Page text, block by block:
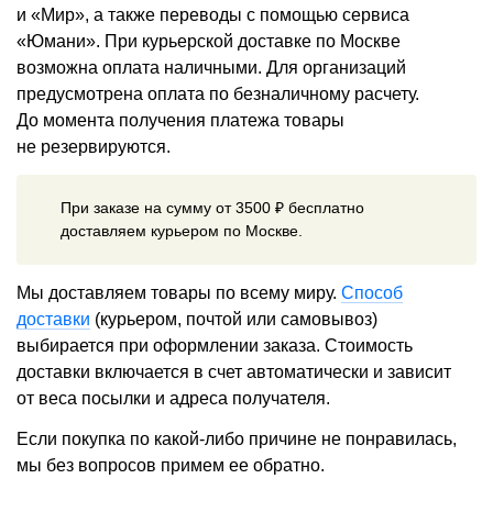
и «Мир», а также переводы с помощью сервиса
«Юмани». При курьерской доставке по Москве
возможна оплата наличными. Для организаций
предусмотрена оплата по безналичному расчету.
До момента получения платежа товары
не резервируются.
При заказе на сумму от 3500 ₽ бесплатно
доставляем курьером по Москве.
Мы доставляем товары по всему миру. Способ
доставки (курьером, почтой или самовывоз)
выбирается при оформлении заказа. Стоимость
доставки включается в счет автоматически и зависит
от веса посылки и адреса получателя.
Если покупка по какой-либо причине не понравилась,
мы без вопросов примем ее обратно.